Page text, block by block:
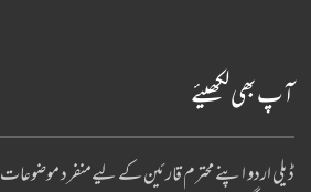
آپ بھی لکھیئے
ڈیلی اردو اپنے محترم قارئین کے لیےمنفرد موضوعات